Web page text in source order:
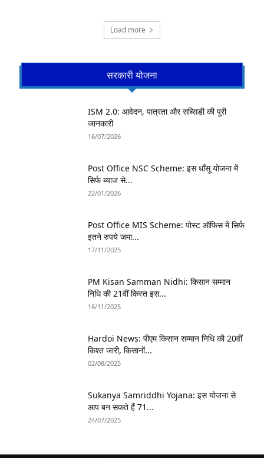
Load more
सरकारी योजना
ISM 2.0: आवेदन, पात्रता और सब्सिडी की पूरी
जानकारी
16/07/2026
Post Office NSC Scheme: इस धाँसू योजना में
सिर्फ ब्याज से...
22/01/2026
Post Office MIS Scheme: पोस्ट ऑफिस में सिर्फ
इतने रुपये जमा...
17/11/2025
PM Kisan Samman Nidhi: किसान सम्मान
निधि की 21वीं किस्त इस...
16/11/2025
Hardoi News: पीएम किसान सम्मान निधि की 20वीं
किश्त जारी, किसानों...
02/08/2025
Sukanya Samriddhi Yojana: इस योजना से
आप बन सकते हैं 71...
24/07/2025